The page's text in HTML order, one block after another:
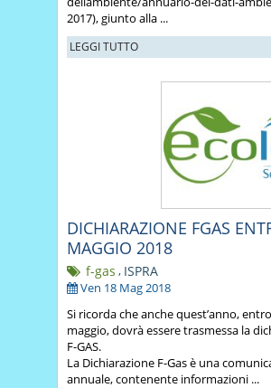
2017), giunto alla ...
LEGGI TUTTO
DICHIARAZIONE FGAS
MAGGIO 2018
f-gas , ISPRA
Ven 18 Mag 2018
Si ricorda che anche quest’anno,
maggio, dovrà essere trasmessa la
F-GAS.
La Dichiarazione F-Gas è una
annuale, contenente informazioni ...